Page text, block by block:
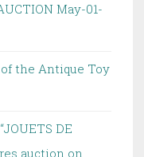
May-01-
the Antique Toy
DE
auction on